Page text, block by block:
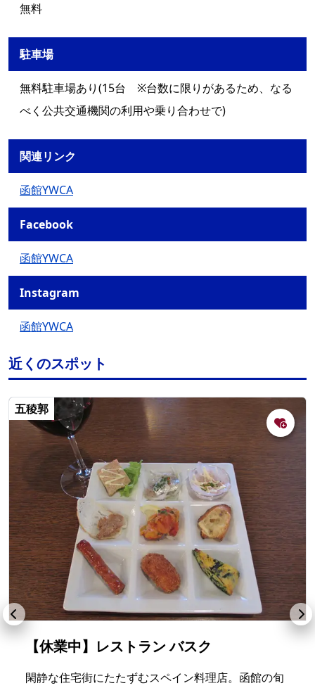
無料
駐車場
無料駐車場あり(15台 ※台数に限りがあるため、なる
べく公共交通機関の利用や乗り合わせで)
関連リンク
函館YWCA
Facebook
函館YWCA
Instagram
函館YWCA
近くのスポット
五稜郭
【休業中】レストラン バスク
閑静な住宅街にたたずむスペイン料理店。函館の旬